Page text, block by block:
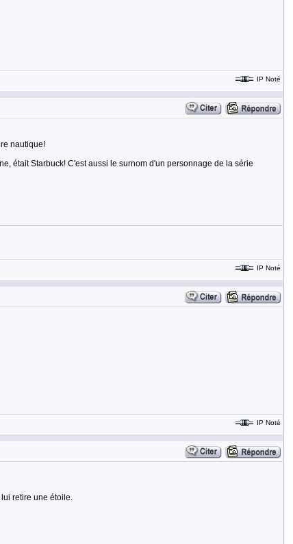
IP Noté
nautique!
était Starbuck! C'est aussi le surnom d'un personnage de la série
IP Noté
IP Noté
retire une étoile.